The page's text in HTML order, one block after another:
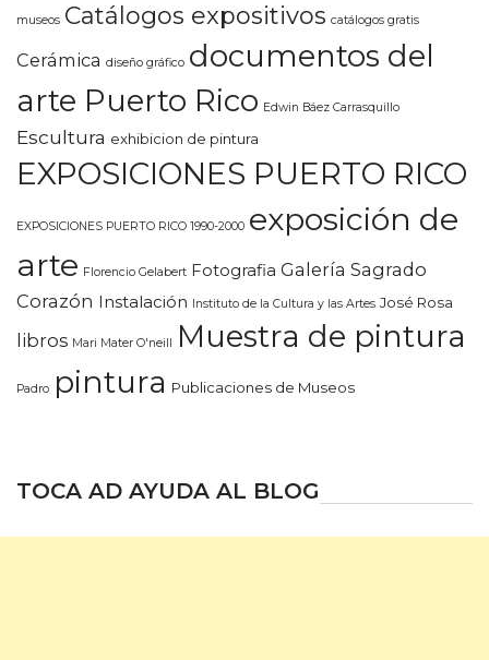
museos Catálogos expositivos catálogos gratis
Cerámica diseño gráfico documentos del
arte Puerto Rico Edwin Báez Carrasquillo
Escultura exhibicion de pintura
EXPOSICIONES PUERTO RICO
EXPOSICIONES PUERTO RICO 1990-2000 exposición de
arte Florencio Gelabert Fotografia Galería Sagrado
Corazón Instalación Instituto de la Cultura y las Artes José Rosa
libros Mari Mater O'neill Muestra de pintura
Padro pintura Publicaciones de Museos
TOCA AD AYUDA AL BLOG